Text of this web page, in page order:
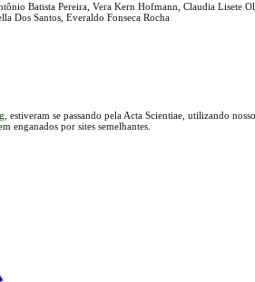
Batista Pereira, Vera Kern Hofmann, Claudia Lisete
Dos Santos, Everaldo Fonseca Rocha
, estiveram se passando pela Acta Scientiae, utilizando
enganados por sites semelhantes.